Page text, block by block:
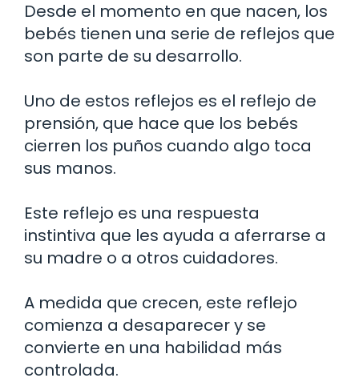
Desde el momento en que nacen, los
bebés tienen una serie de reflejos que
son parte de su desarrollo.
Uno de estos reflejos es el reflejo de
prensión, que hace que los bebés
cierren los puños cuando algo toca
sus manos.
Este reflejo es una respuesta
instintiva que les ayuda a aferrarse a
su madre o a otros cuidadores.
A medida que crecen, este reflejo
comienza a desaparecer y se
convierte en una habilidad más
controlada.